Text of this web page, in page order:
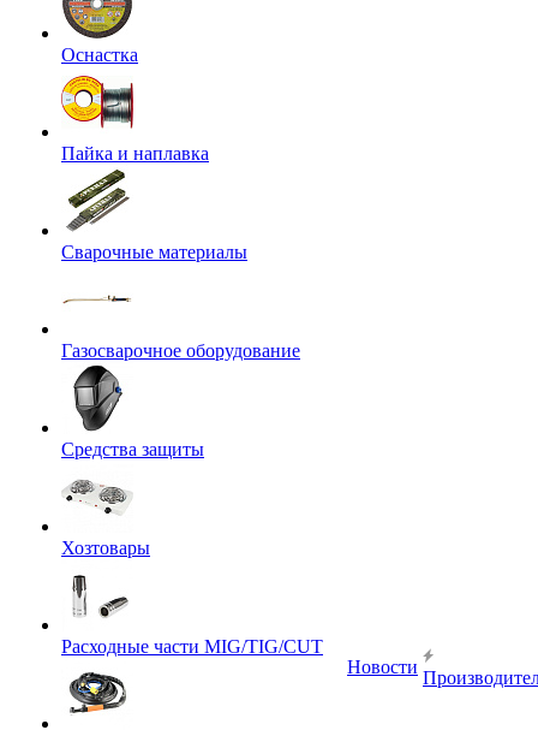
Оснастка
Пайка и наплавка
Сварочные материалы
Газосварочное оборудование
Средства защиты
Хозтовары
Расходные части MIG/TIG/CUT
Новости